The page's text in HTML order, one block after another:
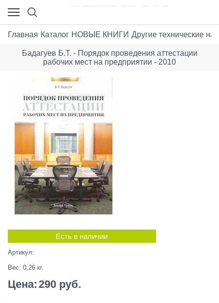
Главная Каталог НОВЫЕ КНИГИ Другие технические
Бадагуев Б.Т. - Порядок проведения аттестации
рабочих мест на предприятии - 2010
Есть в наличии
Артикул:
Вес: 0,26 кг.
Цена:290 руб.